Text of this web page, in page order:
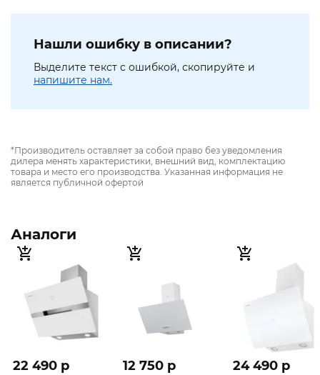
Нашли ошибку в описании?
Выделите текст с ошибкой, скопируйте и
напишите нам.
*Производитель оставляет за собой право без уведомления
дилера менять характеристики, внешний вид, комплектацию
товара и место его производства. Указанная информация не
является публичной офертой
Аналоги
22 490 p 12 750 p 24 490 p